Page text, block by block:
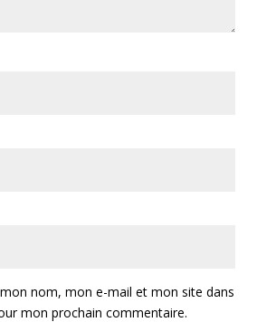
nom, mon e-mail et mon site dans
mon prochain commentaire.